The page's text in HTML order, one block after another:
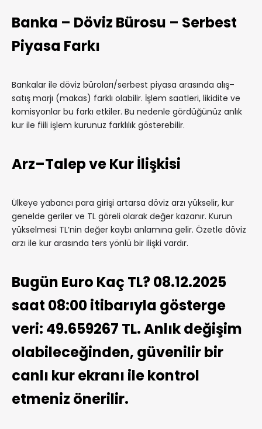
Banka – Döviz Bürosu – Serbest
Piyasa Farkı
Bankalar ile döviz büroları/serbest piyasa arasında alış–
satış marjı (makas) farklı olabilir. İşlem saatleri, likidite ve
komisyonlar bu farkı etkiler. Bu nedenle gördüğünüz anlık
kur ile fiili işlem kurunuz farklılık gösterebilir.
Arz–Talep ve Kur İlişkisi
Ülkeye yabancı para girişi artarsa döviz arzı yükselir, kur
genelde geriler ve TL göreli olarak değer kazanır. Kurun
yükselmesi TL’nin değer kaybı anlamına gelir. Özetle döviz
arzı ile kur arasında ters yönlü bir ilişki vardır.
Bugün Euro Kaç TL? 08.12.2025
saat 08:00 itibarıyla gösterge
veri: 49.659267 TL. Anlık değişim
olabileceğinden, güvenilir bir
canlı kur ekranı ile kontrol
etmeniz önerilir.